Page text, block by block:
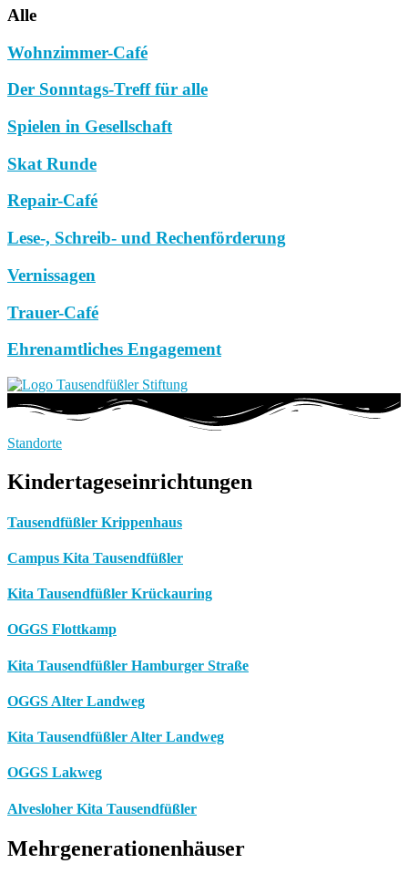
Alle
Wohnzimmer-Café
Der Sonntags-Treff für alle
Spielen in Gesellschaft
Skat Runde
Repair-Café
Lese-, Schreib- und Rechenförderung
Vernissagen
Trauer-Café
Ehrenamtliches Engagement
Standorte
Kindertageseinrichtungen
Tausendfüßler Krippenhaus
Campus Kita Tausendfüßler
Kita Tausendfüßler Krückauring
OGGS Flottkamp
Kita Tausendfüßler Hamburger Straße
OGGS Alter Landweg
Kita Tausendfüßler Alter Landweg
OGGS Lakweg
Alvesloher Kita Tausendfüßler
Mehrgenerationenhäuser